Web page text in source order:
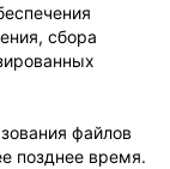
сбора
файлов
позднее время.